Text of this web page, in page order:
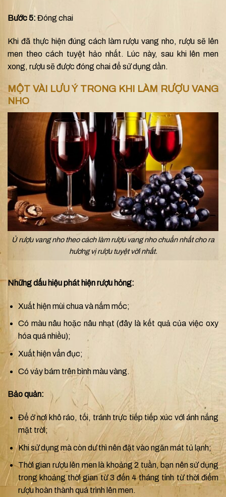
Bước 5: Đóng chai
Khi đã thực hiện đúng cách làm rượu vang nho, rượu sẽ lên
men theo cách tuyệt hảo nhất. Lúc này, sau khi lên men
xong, rượu sẽ được đóng chai để sử dụng dần.
MỘT VÀI LƯU Ý TRONG KHI LÀM RƯỢU VANG
NHO
Ủ rượu vang nho theo cách làm rượu vang nho chuẩn nhất cho ra
hương vị rượu tuyệt vời nhất.
Những dấu hiệu phát hiện rượu hỏng:
Xuất hiện mùi chua và nấm mốc;
Có màu nâu hoặc nâu nhạt (đây là kết quả của việc oxy
hóa quá nhiều);
Xuất hiện vẩn đục;
Có vảy bám trên bình màu vàng.
Bảo quản:
Để ở nơi khô ráo, tối, tránh trực tiếp tiếp xúc với ánh nắng
mặt trời;
Khi sử dụng mà còn dư thì nên đặt vào ngăn mát tủ lạnh;
Thời gian rượu lên men là khoảng 2 tuần, bạn nên sử dụng
trong khoảng thời gian từ 3 đến 4 tháng tính từ thời điểm
rượu hoàn thành quá trình lên men.